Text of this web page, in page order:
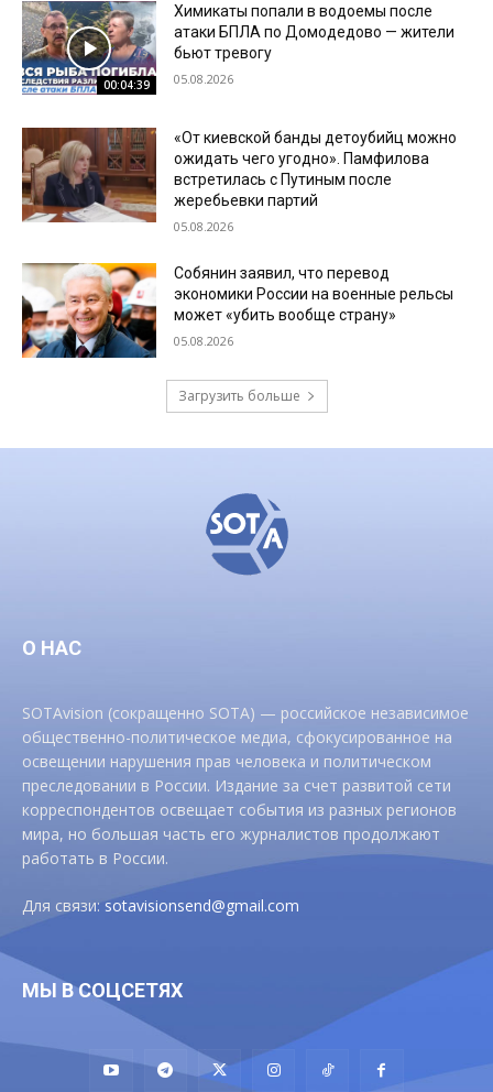
00:04:39
Химикаты попали в водоемы после
атаки БПЛА по Домодедово — жители
бьют тревогу
05.08.2026
«От киевской банды детоубийц можно
ожидать чего угодно». Памфилова
встретилась с Путиным после
жеребьевки партий
05.08.2026
Собянин заявил, что перевод
экономики России на военные рельсы
может «убить вообще страну»
05.08.2026
Загрузить больше
О НАС
SOTAvision (сокращенно SOTA) — российское независимое
общественно-политическое медиа, сфокусированное на
освещении нарушения прав человека и политическом
преследовании в России. Издание за счет развитой сети
корреспондентов освещает события из разных регионов
мира, но большая часть его журналистов продолжают
работать в России.
Для связи:sotavisionsend@gmail.com
МЫ В СОЦСЕТЯХ